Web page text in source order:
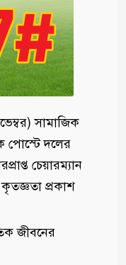
সামাজিক
পোস্টে দলের
চেয়ারম্যান
প্রকাশ
জীবনের